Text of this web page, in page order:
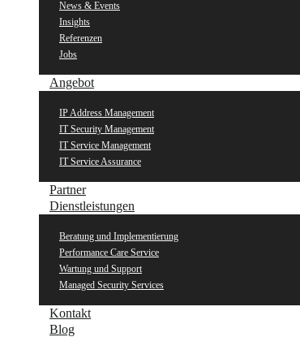
News & Events
Insights
Referenzen
Jobs
Angebot
IP Address Management
IT Security Management
IT Service Management
IT Service Assurance
Partner
Dienstleistungen
Beratung und Implementierung
Performance Care Service
Wartung und Support
Managed Security Services
Kontakt
Blog